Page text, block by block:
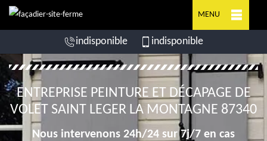
MENU
indisponible indisponible
ENTREPRISE PEINTURE ET DÉCAPAGE DE
VOLET SAINT LEGER LA MONTAGNE 87340
Nous intervenons 24h/24 sur 7j/7 en cas